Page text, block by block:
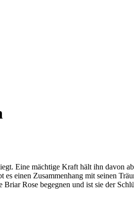
Eine mächtige Kraft hält ihn davon
einen Zusammenhang mit seinen
Rose begegnen und ist sie der